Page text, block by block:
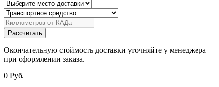
Рассчитать
Окончательную стоймость доставки уточняйте у менеджера
при оформлении заказа.
0 Руб.